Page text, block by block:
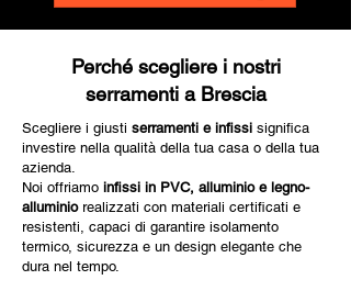
Perché scegliere i nostri
serramenti a Brescia
Scegliere i giusti serramenti e infissi significa
investire nella qualità della tua casa o della tua
azienda.
Noi offriamo infissi in PVC, alluminio e legno-
alluminiorealizzati con materiali certificati e
resistenti, capaci di garantire isolamento
termico, sicurezza e un design elegante che
dura nel tempo.